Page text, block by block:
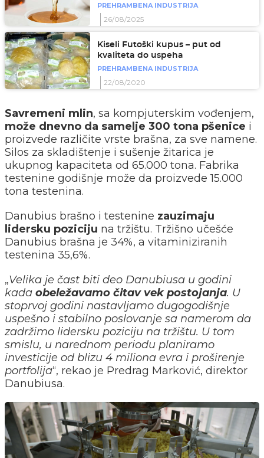
PREHRAMBENA INDUSTRIJA
26/08/2025
Kiseli Futoški kupus – put od
kvaliteta do uspeha
PREHRAMBENA INDUSTRIJA
22/08/2020
Savremeni mlin, sa kompjuterskim vođenjem,
može dnevno da samelje 300 tona pšenice i
proizvede različite vrste brašna, za sve namene.
Silos za skladištenje i sušenje žitarica je
ukupnog kapaciteta od 65.000 tona. Fabrika
testenine godišnje može da proizvede 15.000
tona testenina.
Danubius brašno i testenine zauzimaju
lidersku poziciju na tržištu. Tržišno učešće
Danubius brašna je 34%, a vitaminiziranih
testenina 35,6%.
„Velika je čast biti deo Danubiusa u godini
kada obeležavamo čitav vek postojanja. U
stoprvoj godini nastavljamo dugogodišnje
uspešno i stabilno poslovanje sa namerom da
zadržimo lidersku poziciju na tržištu. U tom
smislu, u narednom periodu planiramo
investicije od blizu 4 miliona evra i proširenje
portfolija“, rekao je Predrag Marković, direktor
Danubiusa.